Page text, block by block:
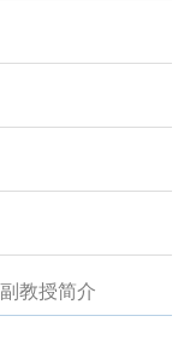
副教授简介